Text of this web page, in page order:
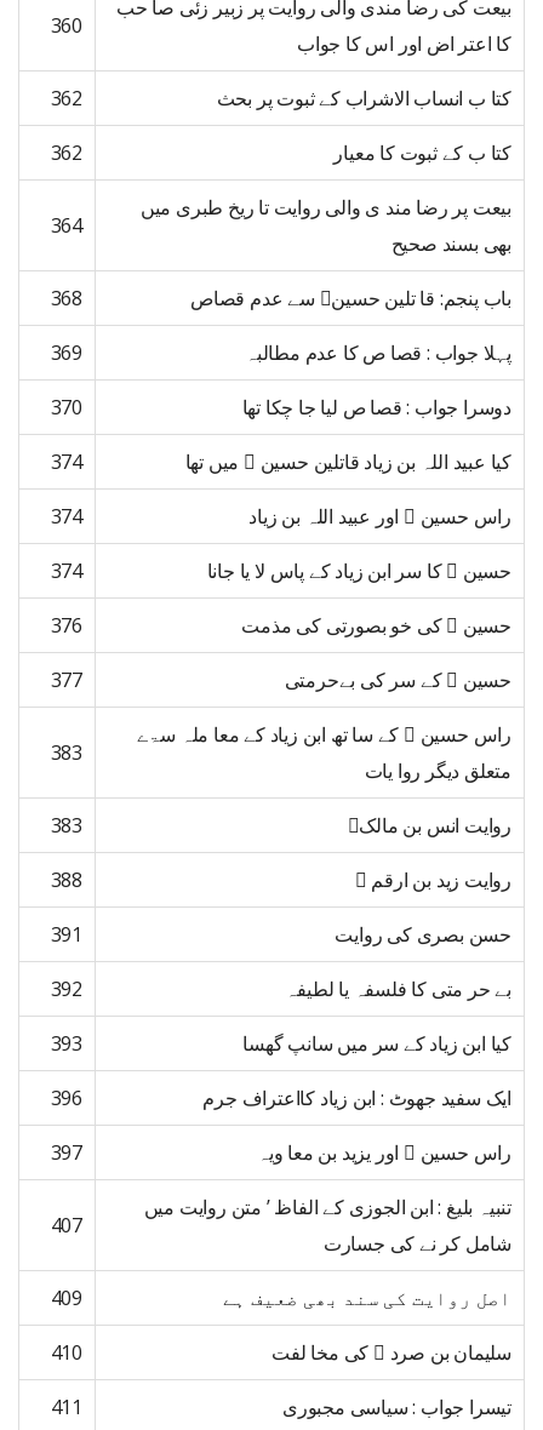
بیعت کی رضا مندی والی روایت پر زبیر زئی صا حب
کا اعتر اض اور اس کا جواب
360
کتا ب انساب الاشراب کے ثبوت پر بحث 362
کتا ب کے ثبوت کا معیار 362
بیعت پر رضا مند ی والی روایت تا ریخ طبری میں
بھی بسند صحیح
364
باب پنجم: قا تلین حسین﷜ سے عدم قصاص 368
پہلا جواب : قصا ص کا عدم مطالبہ 369
دوسرا جواب : قصا ص لیا جا چکا تھا 370
کیا عبید اللہ بن زیاد قاتلین حسین ﷜ میں تھا 374
راس حسین ﷜ اور عبید اللہ بن زیاد 374
حسین ﷜ کا سر ابن زیاد کے پاس لا یا جانا 374
حسین ﷢ کی خو بصورتی کی مذمت 376
حسین ﷜ کے سر کی بےحرمتی 377
راس حسین ﷜ کے سا تھ ابن زیاد کے معا ملہ سۃے
متعلق دیگر روا یات
383
روایت انس بن مالک﷜ 383
روایت زید بن ارقم ﷜ 388
حسن بصری کی روایت 391
بے حر متی کا فلسفہ یا لطیفہ 392
کیا ابن زیاد کے سر میں سانپ گھسا 393
ایک سفید جھوٹ : ابن زیاد کااعتراف جرم 396
راس حسین ﷜ اور یزید بن معا ویہ 397
تنبیہ بلیغ : ابن الجوزی کے الفاظ ’ متن روایت میں
شامل کر نے کی جسارت
407
اصل روایت کی سند بھی ضعیف ہے 409
سلیمان بن صرد ﷜ کی مخا لفت 410
تیسرا جواب : سیاسی مجبوری 411